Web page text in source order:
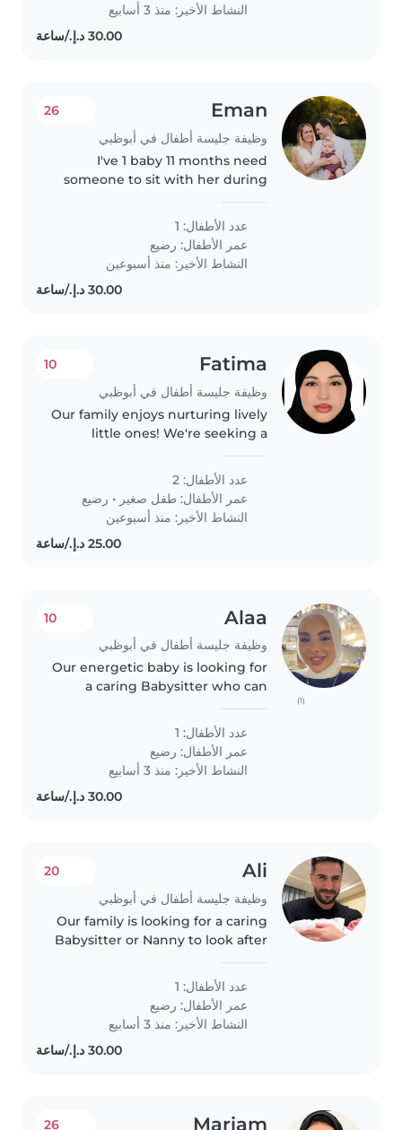
النشاط الأخير: منذ 3 أسابيع
Eman
وظيفة جليسة أطفال في أبوظبي
26
I've 1 baby 11 months need
someone to sit with her during
عدد الأطفال: 1
عمر الأطفال: رضيع
النشاط الأخير: منذ أسبوعين
Fatima
وظيفة جليسة أطفال في أبوظبي
10
Our family enjoys nurturing lively
little ones! We're seeking a
2 curious kids—a talkative
toddler and a friendly baby.
Someone warm and playful..
عدد الأطفال: 2
عمر الأطفال: طفل صغير • رضيع
النشاط الأخير: منذ أسبوعين
(1)
Alaa
وظيفة جليسة أطفال في أبوظبي
10
Our energetic baby is looking for
a caring Babysitter who can
and love for sports. Available at
our home when needed.
عدد الأطفال: 1
عمر الأطفال: رضيع
النشاط الأخير: منذ 3 أسابيع
Ali
وظيفة جليسة أطفال في أبوظبي
20
Our family is looking for a caring
Babysitter or Nanny to look after
You should feel comfortable
assisting with homework in a
calm and nurturing way...
عدد الأطفال: 1
عمر الأطفال: رضيع
النشاط الأخير: منذ 3 أسابيع
Mariam
26